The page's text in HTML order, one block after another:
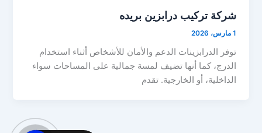
شركة تركيب درابزين بريده
1 مارس، 2026
توفر الدرابزينات الدعم والأمان للأشخاص أثناء استخدام
الدرج، كما أنها تضيف لمسة جمالية على المساحات سواء
الداخلية، أو الخارجية. تقدم